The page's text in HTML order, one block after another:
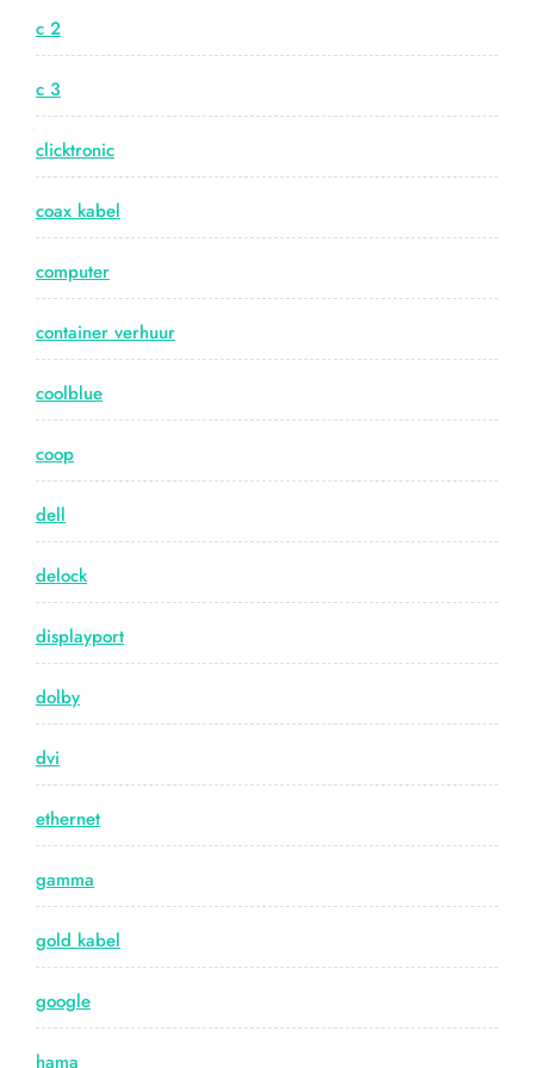
c 2
c 3
clicktronic
coax kabel
computer
container verhuur
coolblue
coop
dell
delock
displayport
dolby
dvi
ethernet
gamma
gold kabel
google
hama